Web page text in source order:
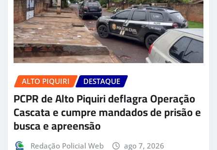
ALTO PIQUIRI DESTAQUE
PCPR de Alto Piquiri deflagra Operação
Cascata e cumpre mandados de prisão e
busca e apreensão
Redação Policial Web ago 7, 2026